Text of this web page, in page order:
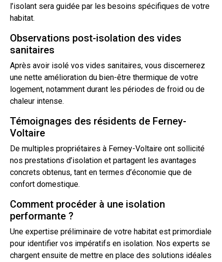
l’isolant sera guidée par les besoins spécifiques de votre
habitat.
Observations post-isolation des vides
sanitaires
Après avoir isolé vos vides sanitaires, vous discernerez
une nette amélioration du bien-être thermique de votre
logement, notamment durant les périodes de froid ou de
chaleur intense.
Témoignages des résidents de Ferney-
Voltaire
De multiples propriétaires à Ferney-Voltaire ont sollicité
nos prestations d’isolation et partagent les avantages
concrets obtenus, tant en termes d’économie que de
confort domestique.
Comment procéder à une isolation
performante ?
Une expertise préliminaire de votre habitat est primordiale
pour identifier vos impératifs en isolation. Nos experts se
chargent ensuite de mettre en place des solutions idéales